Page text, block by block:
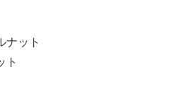
ナット
ト